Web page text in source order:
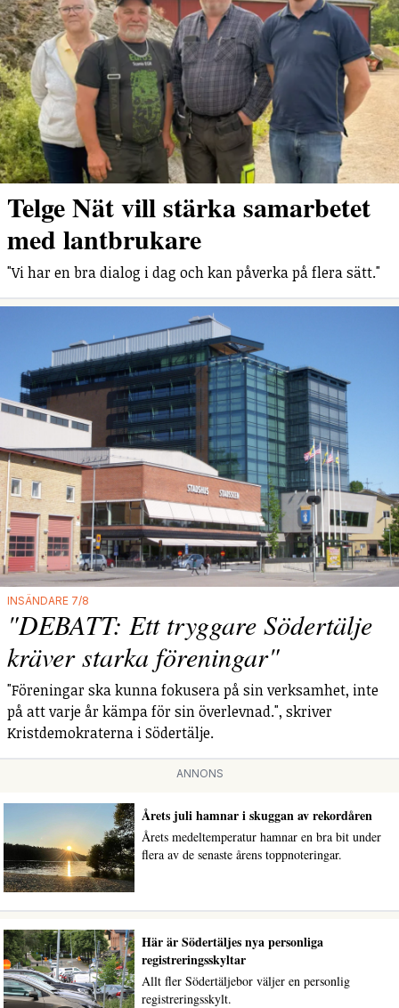
Telge Nät vill stärka samarbetet
med lantbrukare
"Vi har en bra dialog i dag och kan påverka på flera sätt."
INSÄNDARE 7/8
"DEBATT: Ett tryggare Södertälje
kräver starka föreningar"
"Föreningar ska kunna fokusera på sin verksamhet, inte
på att varje år kämpa för sin överlevnad.", skriver
Kristdemokraterna i Södertälje.
ANNONS
Årets juli hamnar i skuggan av rekordåren
Årets medeltemperatur hamnar en bra bit under
flera av de senaste årens toppnoteringar.
Här är Södertäljes nya personliga
registreringsskyltar
Allt fler Södertäljebor väljer en personlig
registreringsskylt.